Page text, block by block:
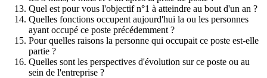
Quel est pour vous l'objectif n°1 à atteindre au bout d'un an ?
Quelles fonctions occupent aujourd'hui la ou les personnes
ayant occupé ce poste précédemment ?
Pour quelles raisons la personne qui occupait ce poste est-elle
partie ?
Quelles sont les perspectives d'évolution sur ce poste ou au
sein de l'entreprise ?